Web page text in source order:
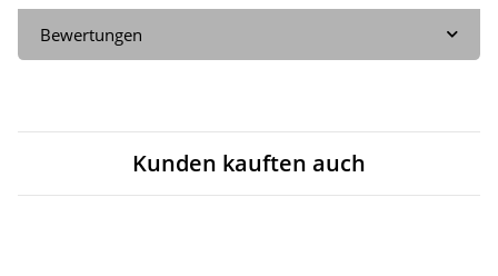
Bewertungen
Kunden kauften auch